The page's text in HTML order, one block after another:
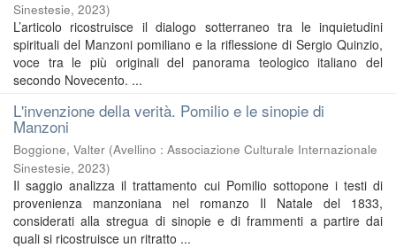
Sinestesie, 2023)
L’articolo ricostruisce il dialogo sotterraneo tra le inquietudini
spirituali del Manzoni pomiliano e la riflessione di Sergio Quinzio,
voce tra le più originali del panorama teologico italiano del
secondo Novecento. ...
L'invenzione della verità. Pomilio e le sinopie di
Manzoni
Boggione, Valter (Avellino : Associazione Culturale Internazionale
Sinestesie, 2023)
Il saggio analizza il trattamento cui Pomilio sottopone i testi di
provenienza manzoniana nel romanzo Il Natale del 1833,
considerati alla stregua di sinopie e di frammenti a partire dai
quali si ricostruisce un ritratto ...